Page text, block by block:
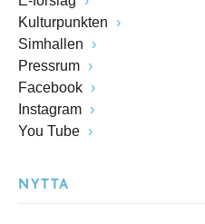
Kulturpunkten
Simhallen
Pressrum
Facebook
Instagram
You Tube
NYTTA